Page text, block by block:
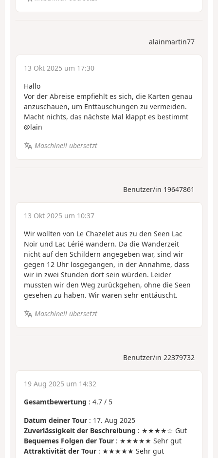
alainmartin77
13 Okt 2025 um 17:30
Hallo
Vor der Abreise empfiehlt es sich, die Karten genau
anzuschauen, um Enttäuschungen zu vermeiden.
Macht nichts, das nächste Mal klappt es bestimmt
@lain
Maschinell übersetzt
Benutzer/in 19647861
13 Okt 2025 um 10:37
Wir wollten von Le Chazelet aus zu den Seen Lac
Noir und Lac Lérié wandern. Da die Wanderzeit
nicht auf den Schildern angegeben war, sind wir
gegen 12 Uhr losgegangen, in der Annahme, dass
wir in zwei Stunden dort sein würden. Leider
mussten wir den Weg zurückgehen, ohne die Seen
gesehen zu haben. Wir waren sehr enttäuscht.
Maschinell übersetzt
Benutzer/in 22379732
19 Aug 2025 um 14:32
Gesamtbewertung : 4.7 / 5
Datum deiner Tour : 17. Aug 2025
Zuverlässigkeit der Beschreibung : ★★★★☆ Gut
Bequemes Folgen der Tour : ★★★★★ Sehr gut
Attraktivität der Tour : ★★★★★ Sehr gut